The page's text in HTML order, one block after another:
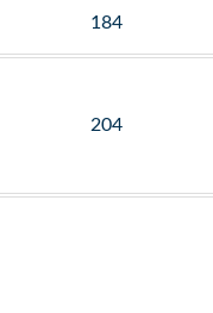
184
204